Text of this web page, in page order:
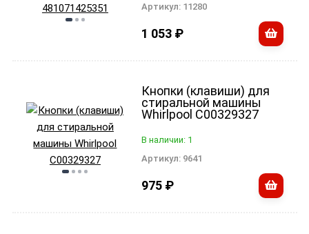
Артикул: 11280
1 053 ₽
Кнопки (клавиши) для
стиральной машины
Whirlpool C00329327
В наличии: 1
Артикул: 9641
975 ₽